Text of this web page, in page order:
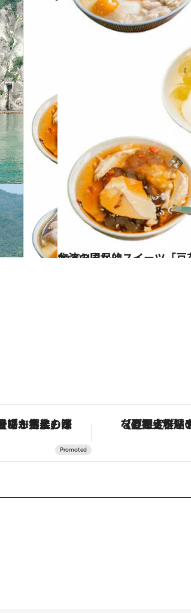
2020.4.21
台湾の国民的スイーツ「
旅＆お出かけ
【夏限定ディナーコース】旬を迎える稚鮎や花ズッキーニなどをイタリア・トスカーナの郷土料理の手法で満喫！